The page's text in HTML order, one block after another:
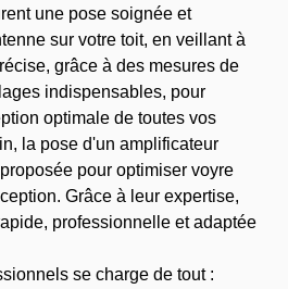
une pose soignée et
sur votre toit, en veillant à
grâce à des mesures de
indispensables, pour
optimale de toutes vos
la pose d'un amplificateur
pour optimiser voyre
Grâce à leur expertise,
professionnelle et adaptée
se charge de tout :